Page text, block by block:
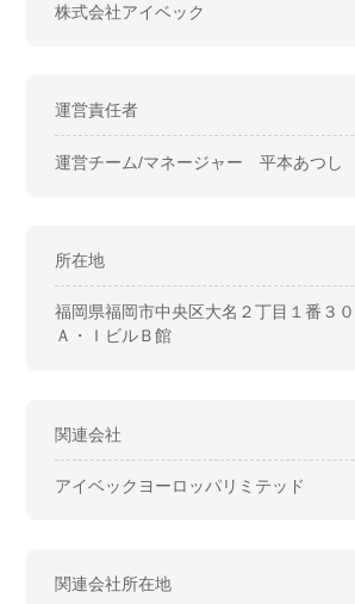
株式会社アイベック
運営責任者
運営チーム/マネージャー 平本あつし
所在地
福岡県福岡市中央区大名２丁目１番３
Ａ・ＩビルＢ館
関連会社
アイベックヨーロッパリミテッド
関連会社所在地